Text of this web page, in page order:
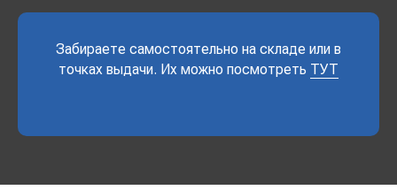
Забираете самостоятельно на складе или в
точках выдачи. Их можно посмотреть ТУТ